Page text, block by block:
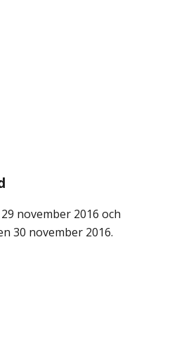
november 2016 och
30 november 2016.